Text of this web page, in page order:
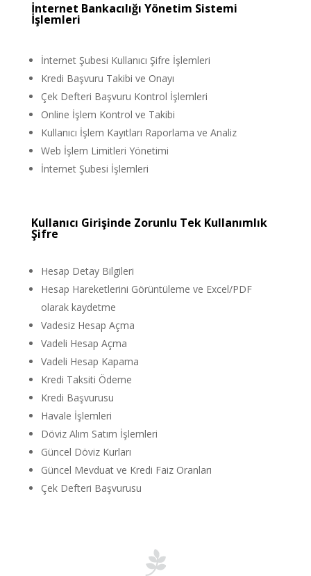
İnternet Bankacılığı Yönetim Sistemi
İşlemleri
İnternet Şubesi Kullanıcı Şifre İşlemleri
Kredi Başvuru Takibi ve Onayı
Çek Defteri Başvuru Kontrol İşlemleri
Online İşlem Kontrol ve Takibi
Kullanıcı İşlem Kayıtları Raporlama ve Analiz
Web İşlem Limitleri Yönetimi
İnternet Şubesi İşlemleri
Kullanıcı Girişinde Zorunlu Tek Kullanımlık
Şifre
Hesap Detay Bilgileri
Hesap Hareketlerini Görüntüleme ve Excel/PDF
olarak kaydetme
Vadesiz Hesap Açma
Vadeli Hesap Açma
Vadeli Hesap Kapama
Kredi Taksiti Ödeme
Kredi Başvurusu
Havale İşlemleri
Döviz Alım Satım İşlemleri
Güncel Döviz Kurları
Güncel Mevduat ve Kredi Faiz Oranları
Çek Defteri Başvurusu